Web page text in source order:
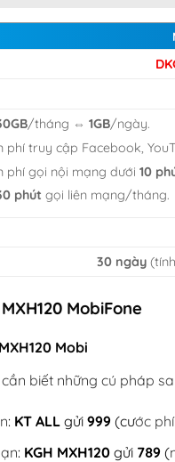
/tháng ⇔ 1GB/ngày.
phí truy cập Facebook,
phí gọi nội mạng dưới 10
phút gọi liên mạng/tháng.
30 ngày
MobiFone
Mobi
biết những cú pháp
: KT ALL gửi 999 (cước
: KGH MXH120 gửi 789 (